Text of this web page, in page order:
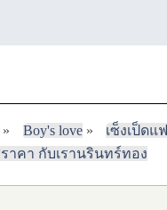
» Boy's love»
เซ็งเป็ด
าคา กับเรานรินทร์ทอง